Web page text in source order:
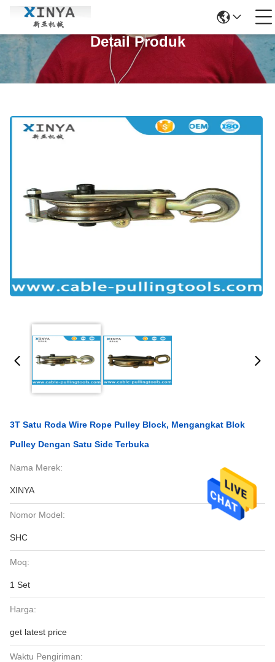
Detail Produk
3T Satu Roda Wire Rope Pulley Block, Mengangkat Blok
Pulley Dengan Satu Side Terbuka
Nama Merek:
XINYA
Nomor Model:
SHC
Moq:
1 Set
Harga:
get latest price
Waktu Pengiriman: